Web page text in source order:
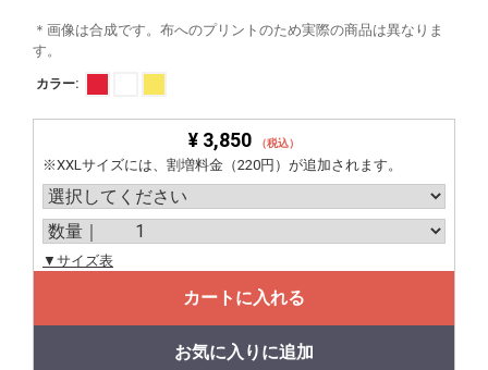
＊画像は合成です。布へのプリントのため実際の商品は異なりま
す。
カラー:
¥ 3,850 （税込）
※XXLサイズには、割増料金（220円）が追加されます。
▼サイズ表
カートに入れる
お気に入りに追加